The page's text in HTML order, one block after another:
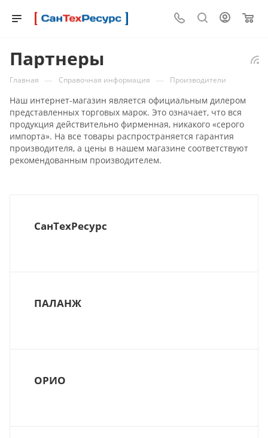
Партнеры
Главная — Справочная информация — Производители
Наш интернет-магазин является официальным дилером
представленных торговых марок. Это означает, что вся
продукция действительно фирменная, никакого «серого
импорта». На все товары распространяется гарантия
производителя, а цены в нашем магазине соответствуют
рекомендованным производителем.
СанТехРесурс
ПАЛАНЖ
ОРИО